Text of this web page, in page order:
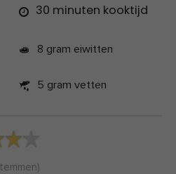
30 minuten kooktijd
8 gram eiwitten
5 gram vetten